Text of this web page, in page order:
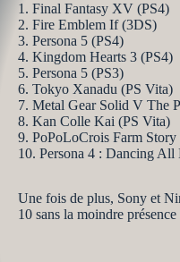
1. Final Fantasy XV (PS4)
2. Fire Emblem If (3DS)
3. Persona 5 (PS4)
4. Kingdom Hearts 3 (PS4)
5. Persona 5 (PS3)
6. Tokyo Xanadu (PS Vita)
7. Metal Gear Solid V The
8. Kan Colle Kai (PS Vita)
9. PoPoLoCrois Farm
10. Persona 4 : Dancing All
Une fois de plus, Sony et
10 sans la moindre